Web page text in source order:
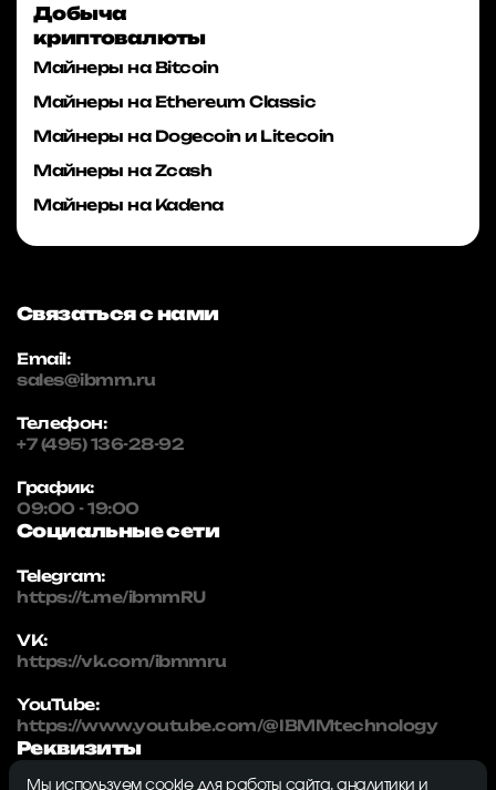
Добыча
криптовалюты
Майнеры на Bitcoin
Майнеры на Ethereum Classic
Майнеры на Dogecoin и Litecoin
Майнеры на Zcash
Майнеры на Kadena
Связаться с нами
Email:
sales@ibmm.ru
Телефон:
+7 (495) 136-28-92
График:
09:00 - 19:00
Социальные сети
Telegram:
https://t.me/ibmmRU
VK:
https://vk.com/ibmmru
YouTube:
https://www.youtube.com/@IBMMtechnology
Реквизиты
Мы используем cookie для работы сайта, аналитики и